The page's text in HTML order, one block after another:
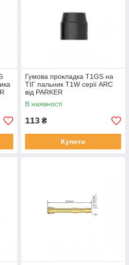
Гумова прокладка T1GS на
ТІГ пальник T1W серії ARC
від PARKER
В наявності
113 ₴
Купити